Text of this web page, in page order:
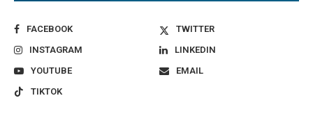
FACEBOOK
TWITTER
INSTAGRAM
LINKEDIN
YOUTUBE
EMAIL
TIKTOK